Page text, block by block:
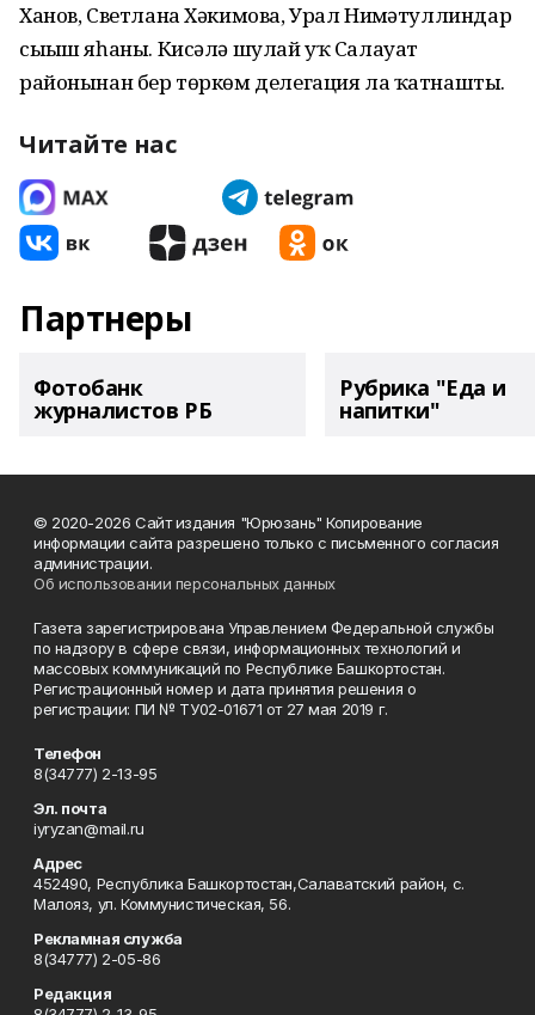
Ханов, Светлана Хәкимова, Урал Ниғмәтуллиндар
сығыш яһаны. Кисәлә шулай уҡ Салауат
районынан бер төркөм делегация ла ҡатнашты.
Читайте нас
Партнеры
Фотобанк
журналистов РБ
Рубрика "Еда и
напитки"
© 2020-2026 Сайт издания "Юрюзань" Копирование
информации сайта разрешено только с письменного согласия
администрации.
Об использовании персональных данных
Газета зарегистрирована Управлением Федеральной службы
по надзору в сфере связи, информационных технологий и
массовых коммуникаций по Республике Башкортостан.
Регистрационный номер и дата принятия решения о
регистрации: ПИ № ТУ02-01671 от 27 мая 2019 г.
Телефон
8(34777) 2-13-95
Эл. почта
iyryzan@mail.ru
Адрес
452490, Республика Башкортостан,Салаватский район, с.
Малояз, ул. Коммунистическая, 56.
Рекламная служба
8(34777) 2-05-86
Редакция